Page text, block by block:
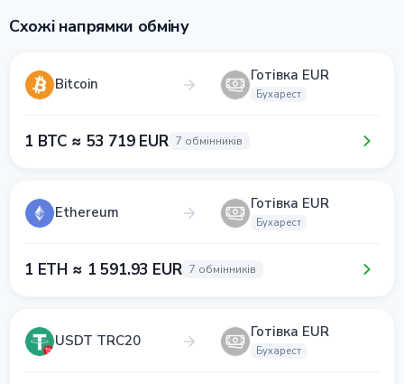
Схожі напрямки обміну
Bitcoin Готівка EUR
Бухарест
1 BTC ≈ 53 719 EUR 7 обмінників
Ethereum Готівка EUR
Бухарест
1 ETH ≈ 1 591.93 EUR 7 обмінників
USDT TRC20 Готівка EUR
Бухарест